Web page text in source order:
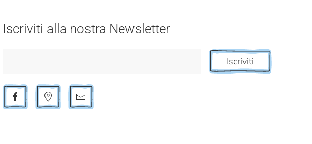
Iscriviti alla nostra Newsletter
Iscriviti